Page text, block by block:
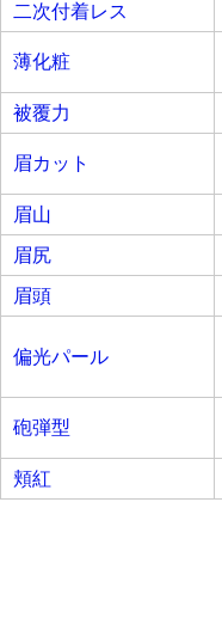
二次付着レス
薄化粧
被覆力
眉カット
眉山
眉尻
眉頭
偏光パール
砲弾型
頬紅